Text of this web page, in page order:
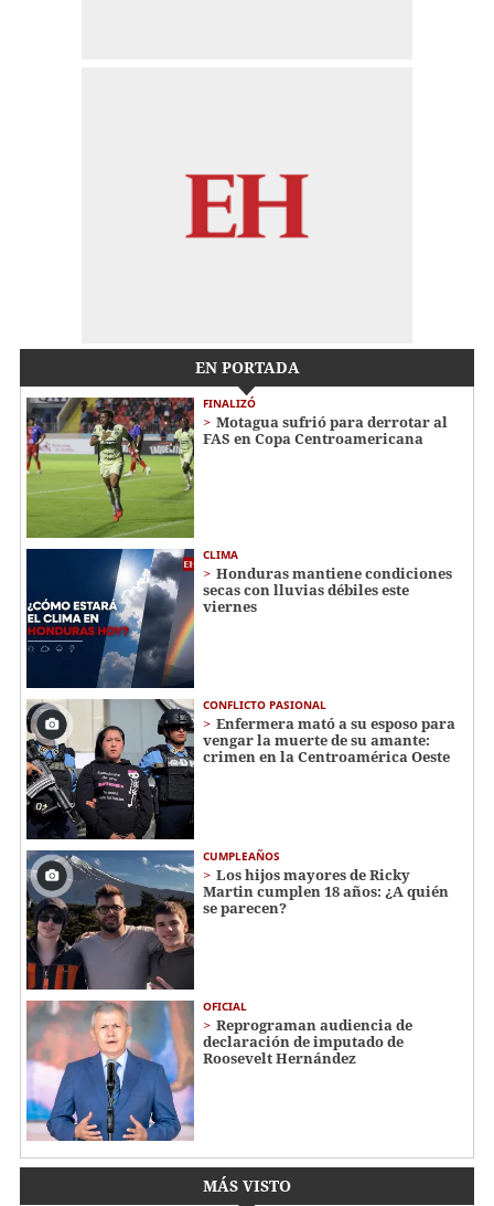
EN PORTADA
FINALIZÓ
Motagua sufrió para derrotar al
FAS en Copa Centroamericana
CLIMA
Honduras mantiene condiciones
secas con lluvias débiles este
viernes
CONFLICTO PASIONAL
Enfermera mató a su esposo para
vengar la muerte de su amante:
crimen en la Centroamérica Oeste
CUMPLEAÑOS
Los hijos mayores de Ricky
Martin cumplen 18 años: ¿A quién
se parecen?
OFICIAL
Reprograman audiencia de
declaración de imputado de
Roosevelt Hernández
MÁS VISTO